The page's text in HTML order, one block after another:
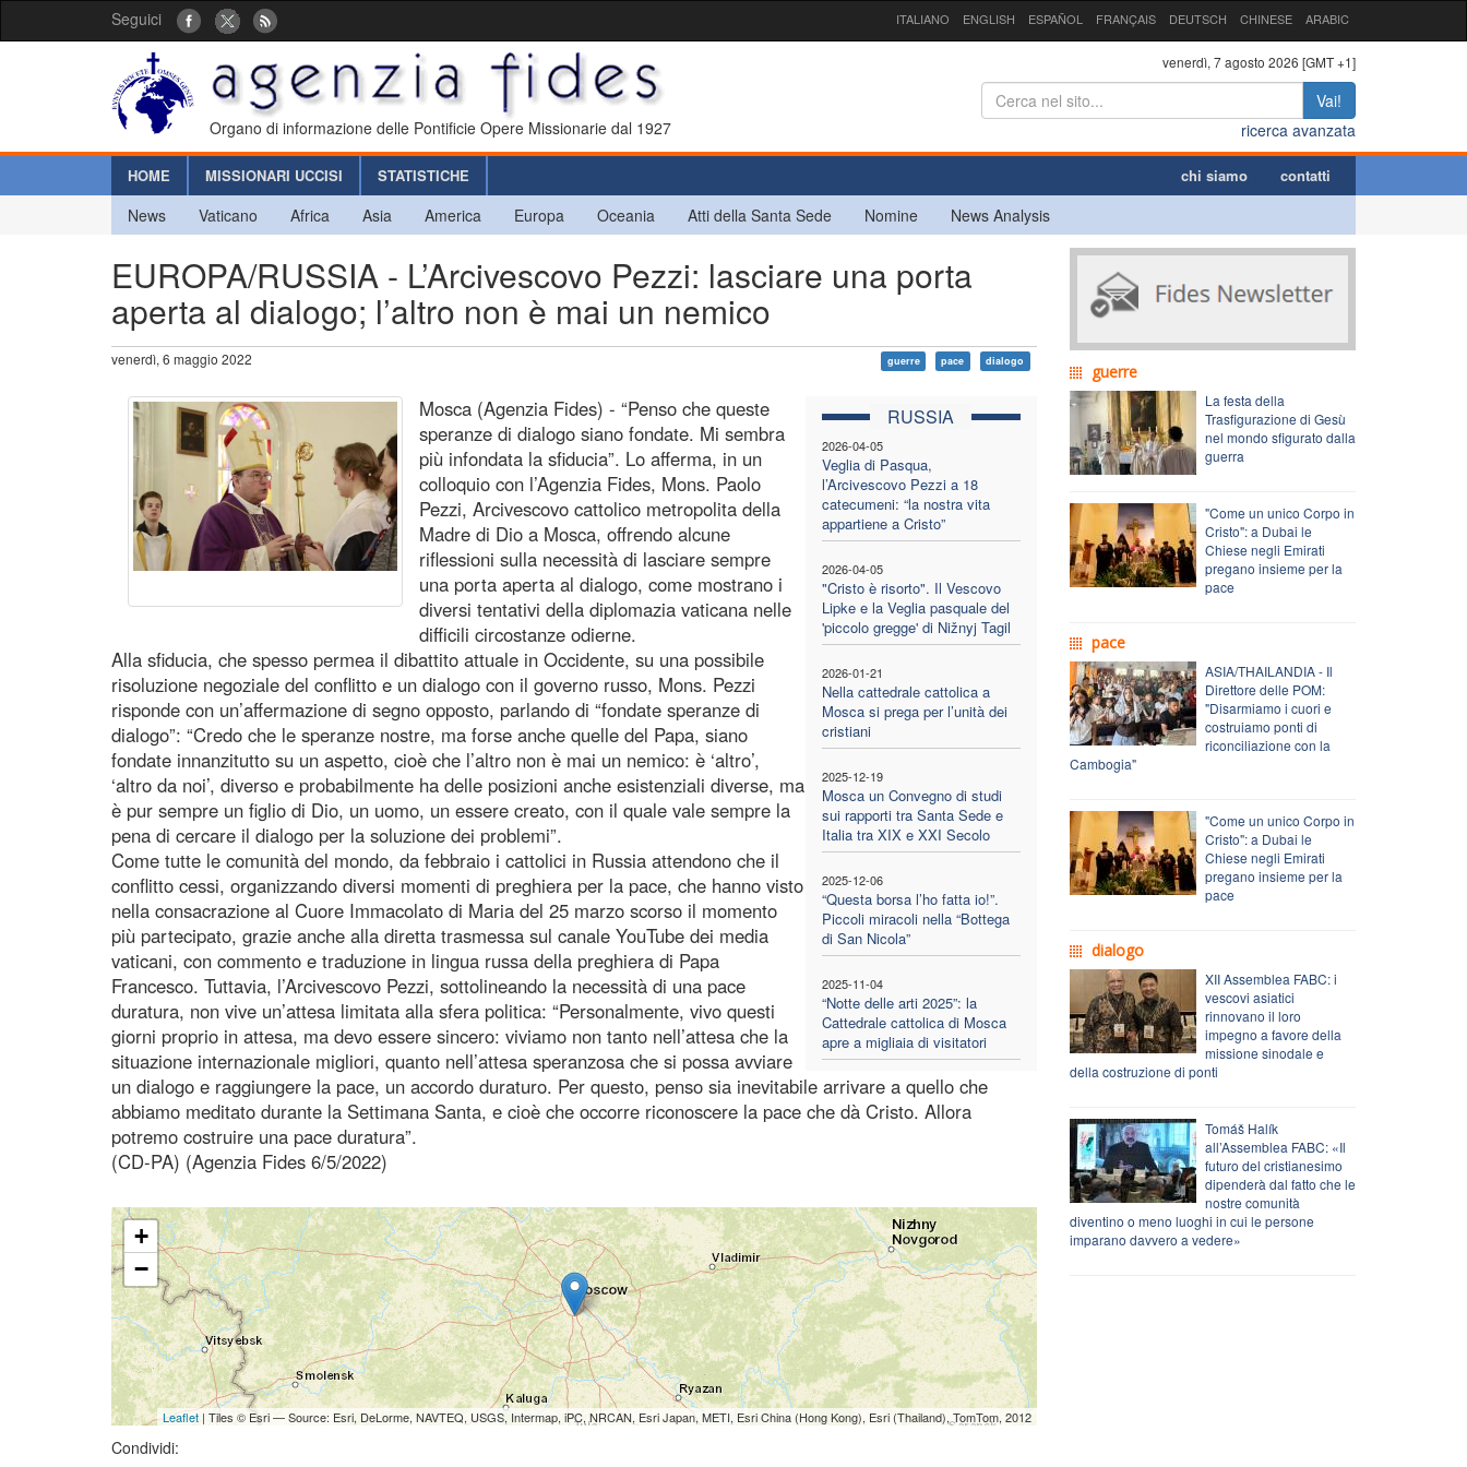
Seguici ITALIANO ENGLISH ESPAÑOL FRANÇAIS DEUTSCH CHINESE ARABIC
Organo di informazione delle Pontificie Opere Missionarie dal 1927
venerdì, 7 agosto 2026 [GMT +1]
Vai!
ricerca avanzata
HOME MISSIONARI UCCISI STATISTICHE chi siamo contatti
News Vaticano Africa Asia America Europa Oceania Atti della Santa Sede Nomine News Analysis
EUROPA/RUSSIA - L’Arcivescovo Pezzi: lasciare una porta
aperta al dialogo; l’altro non è mai un nemico
venerdì, 6 maggio 2022 guerre pace dialogo
RUSSIA
2026-04-05
Veglia di Pasqua,
l’Arcivescovo Pezzi a 18
catecumeni: “la nostra vita
appartiene a Cristo”
2026-04-05
"Cristo è risorto". Il Vescovo
Lipke e la Veglia pasquale del
'piccolo gregge' di Nižnyj Tagil
2026-01-21
Nella cattedrale cattolica a
Mosca si prega per l’unità dei
cristiani
2025-12-19
Mosca un Convegno di studi
sui rapporti tra Santa Sede e
Italia tra XIX e XXI Secolo
2025-12-06
“Questa borsa l’ho fatta io!”.
Piccoli miracoli nella “Bottega
di San Nicola”
2025-11-04
“Notte delle arti 2025”: la
Cattedrale cattolica di Mosca
apre a migliaia di visitatori
Mosca (Agenzia Fides) - “Penso che queste
speranze di dialogo siano fondate. Mi sembra
più infondata la sfiducia”. Lo afferma, in un
colloquio con l’Agenzia Fides, Mons. Paolo
Pezzi, Arcivescovo cattolico metropolita della
Madre di Dio a Mosca, offrendo alcune
riflessioni sulla necessità di lasciare sempre
una porta aperta al dialogo, come mostrano i
diversi tentativi della diplomazia vaticana nelle
difficili circostanze odierne.
Alla sfiducia, che spesso permea il dibattito attuale in Occidente, su una possibile
risoluzione negoziale del conflitto e un dialogo con il governo russo, Mons. Pezzi
risponde con un’affermazione di segno opposto, parlando di “fondate speranze di
dialogo”: “Credo che le speranze nostre, ma forse anche quelle del Papa, siano
fondate innanzitutto su un aspetto, cioè che l’altro non è mai un nemico: è ‘altro’,
‘altro da noi’, diverso e probabilmente ha delle posizioni anche esistenziali diverse, ma
è pur sempre un figlio di Dio, un uomo, un essere creato, con il quale vale sempre la
pena di cercare il dialogo per la soluzione dei problemi”.
Come tutte le comunità del mondo, da febbraio i cattolici in Russia attendono che il
conflitto cessi, organizzando diversi momenti di preghiera per la pace, che hanno visto
nella consacrazione al Cuore Immacolato di Maria del 25 marzo scorso il momento
più partecipato, grazie anche alla diretta trasmessa sul canale YouTube dei media
vaticani, con commento e traduzione in lingua russa della preghiera di Papa
Francesco. Tuttavia, l’Arcivescovo Pezzi, sottolineando la necessità di una pace
duratura, non vive un’attesa limitata alla sfera politica: “Personalmente, vivo questi
giorni proprio in attesa, ma devo essere sincero: viviamo non tanto nell’attesa che la
situazione internazionale migliori, quanto nell’attesa speranzosa che si possa avviare
un dialogo e raggiungere la pace, un accordo duraturo. Per questo, penso sia inevitabile arrivare a quello che
abbiamo meditato durante la Settimana Santa, e cioè che occorre riconoscere la pace che dà Cristo. Allora
potremo costruire una pace duratura”.
(CD-PA) (Agenzia Fides 6/5/2022)
+
−
Leaflet| Tiles © Esri — Source: Esri, DeLorme, NAVTEQ, USGS, Intermap, iPC, NRCAN, Esri Japan, METI, Esri China (Hong Kong), Esri (Thailand), TomTom, 2012
Condividi:
guerre
La festa della
Trasfigurazione di Gesù
nel mondo sfigurato dalla
guerra
"Come un unico Corpo in
Cristo": a Dubai le
Chiese negli Emirati
pregano insieme per la
pace
pace
ASIA/THAILANDIA - Il
Direttore delle POM:
"Disarmiamo i cuori e
costruiamo ponti di
riconciliazione con la
Cambogia"
"Come un unico Corpo in
Cristo": a Dubai le
Chiese negli Emirati
pregano insieme per la
pace
dialogo
XII Assemblea FABC: i
vescovi asiatici
rinnovano il loro
impegno a favore della
missione sinodale e
della costruzione di ponti
Tomáš Halík
all’Assemblea FABC: «Il
futuro del cristianesimo
dipenderà dal fatto che le
nostre comunità
diventino o meno luoghi in cui le persone
imparano davvero a vedere»